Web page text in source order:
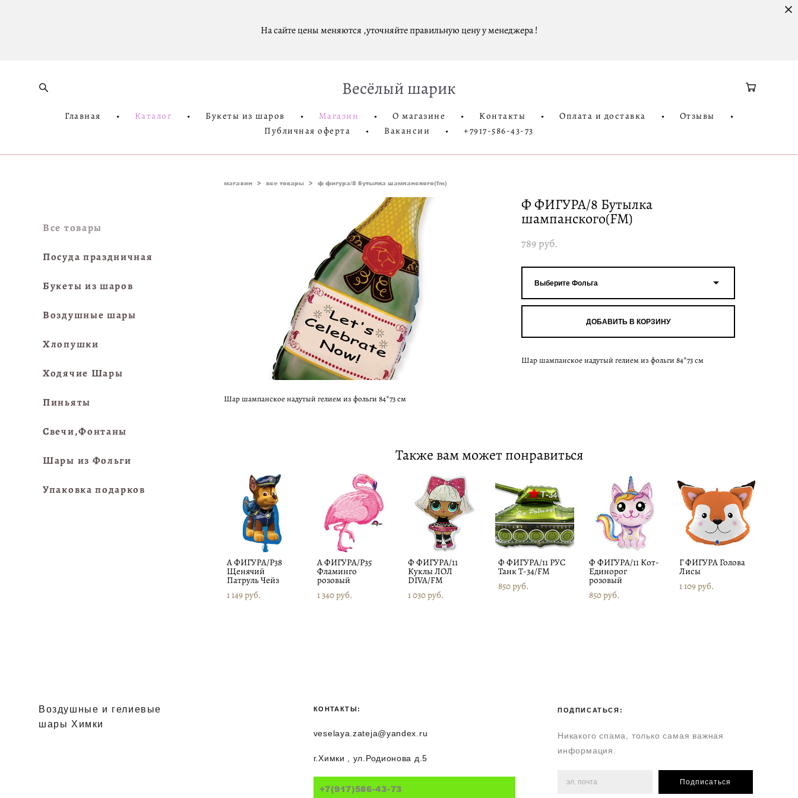
На сайте цены меняются ,уточняйте правильную цену у менеджера !
Весёлый шарик
Главная • Каталог • Букеты из шаров • Магазин • О магазине • Контакты • Оплата и доставка • Отзывы
•
Публичная оферта
• Вакансии • +7917-586-43-73
Все товары
Посуда праздничная
Букеты из шаров
Воздушные шары
Хлопушки
Ходячие Шары
Пиньяты
Свечи,Фонтаны
Шары из Фольги
Упаковка подарков
магазин > все товары > ф фигура/8 бутылка шампанского(fm)
Ф ФИГУРА/8 Бутылка
шампанского(FM)
789 pуб.
Выберите Фольга
ДОБАВИТЬ В КОРЗИНУ
Шар шампанское надутый гелием из фольги 84*73 см
Шар шампанское надутый гелием из фольги 84*73 см
Также вам может понравиться
А ФИГУРА/P38
Щенячий
Патруль Чейз
1 149 pуб.
А ФИГУРА/P35
Фламинго
розовый
1 340 pуб.
Ф ФИГУРА/11
Куклы ЛОЛ
DIVA/FM
1 030 pуб.
Ф ФИГУРА/11 РУС
Танк Т-34/FM
850 pуб.
Ф ФИГУРА/11 Кот-
Единорог
розовый
850 pуб.
Г ФИГУРА Голова
Лисы
1 109 pуб.
Воздушные и гелиевые
шары Химки
КОНТАКТЫ:
veselaya.zateja@yandex.ru
г.Химки , ул.Родионова д.5
+7(917)586-43-73
ПОДПИСАТЬСЯ:
Никакого спама, только самая важная
информация.
Подписаться